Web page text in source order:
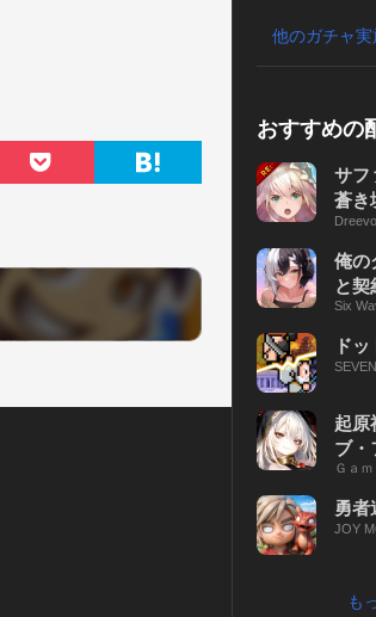
他のガチャ
おすすめの
サフ
蒼き
俺の
と契
Six
ド
起原
ブ・
イブ
Ｇａ
勇者
JOY
も